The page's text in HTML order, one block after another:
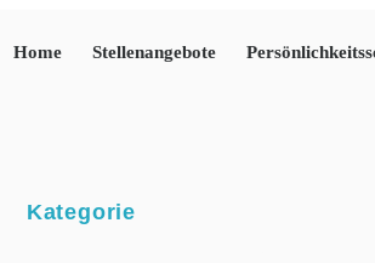
Home Stellenangebote
Kategorie